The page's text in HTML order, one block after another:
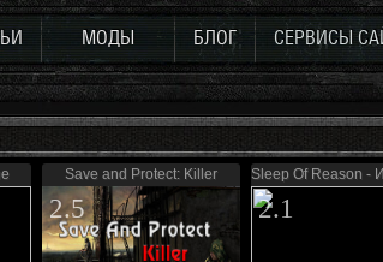
МОДЫ БЛОГ СЕРВИСЫ
Save and Protect: Killer
2.5
Sleep Of Reason -
2.1